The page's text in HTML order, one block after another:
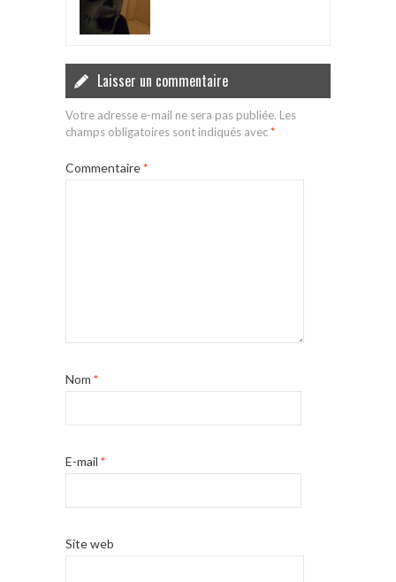
Laisser un commentaire
Votre adresse e-mail ne sera pas publiée. Les
champs obligatoires sont indiqués avec*
Commentaire*
Nom *
E-mail *
Site web